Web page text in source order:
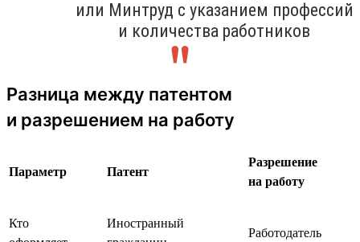
или Минтруд с указанием профессий
и количества работников
Разница между патентом
и разрешением на работу
Параметр Патент
Разрешение
на работу
Кто
Иностранный
Работодатель